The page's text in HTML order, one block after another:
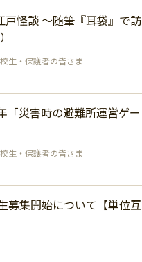
怪談 ～随筆『耳袋』で訪
生・保護者の皆さま
災害時の避難所運営ゲー
生・保護者の皆さま
募集開始について【単位互